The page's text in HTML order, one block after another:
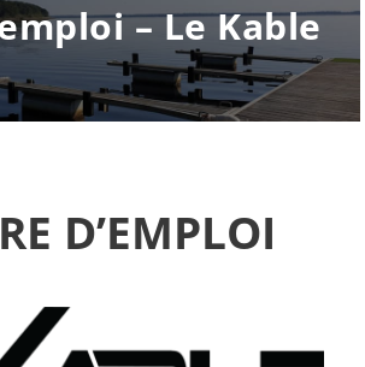
– Le Kable
D’EMPLOI